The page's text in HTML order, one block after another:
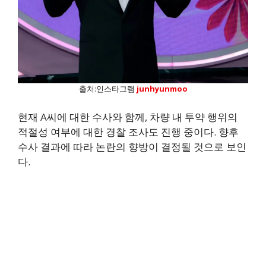
출처:인스타그램 junhyunmoo
현재 A씨에 대한 수사와 함께, 차량 내 투약 행위의
적절성 여부에 대한 경찰 조사도 진행 중이다. 향후
수사 결과에 따라 논란의 향방이 결정될 것으로 보인
다.